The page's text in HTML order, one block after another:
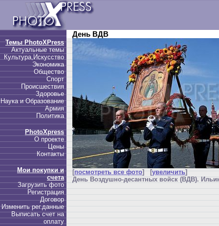
Темы PhotoXPress
Актуальные темы
Культура,Искусство
Экономика
Общество
Спорт
Происшествия
Здоровье
Наука и Образование
Армия
Политика
PhotoXpress
О проекте
Цены
Контакты
Мои покупки и
счета
Загрузить фото
Регистрация
Договор
Изменить рег.данные
Выписать счет на
оплату
День ВДВ
[посмотреть все фото] [увеличить]
День Воздушно-десантных войск (ВДВ).